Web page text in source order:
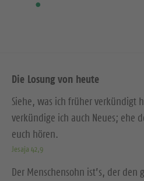
Die Losung von heute
Siehe, was ich früher verkündigt
verkündige ich auch Neues; ehe
euch hören.
Jesaja 42,9
Der Menschensohn ist’s, der den